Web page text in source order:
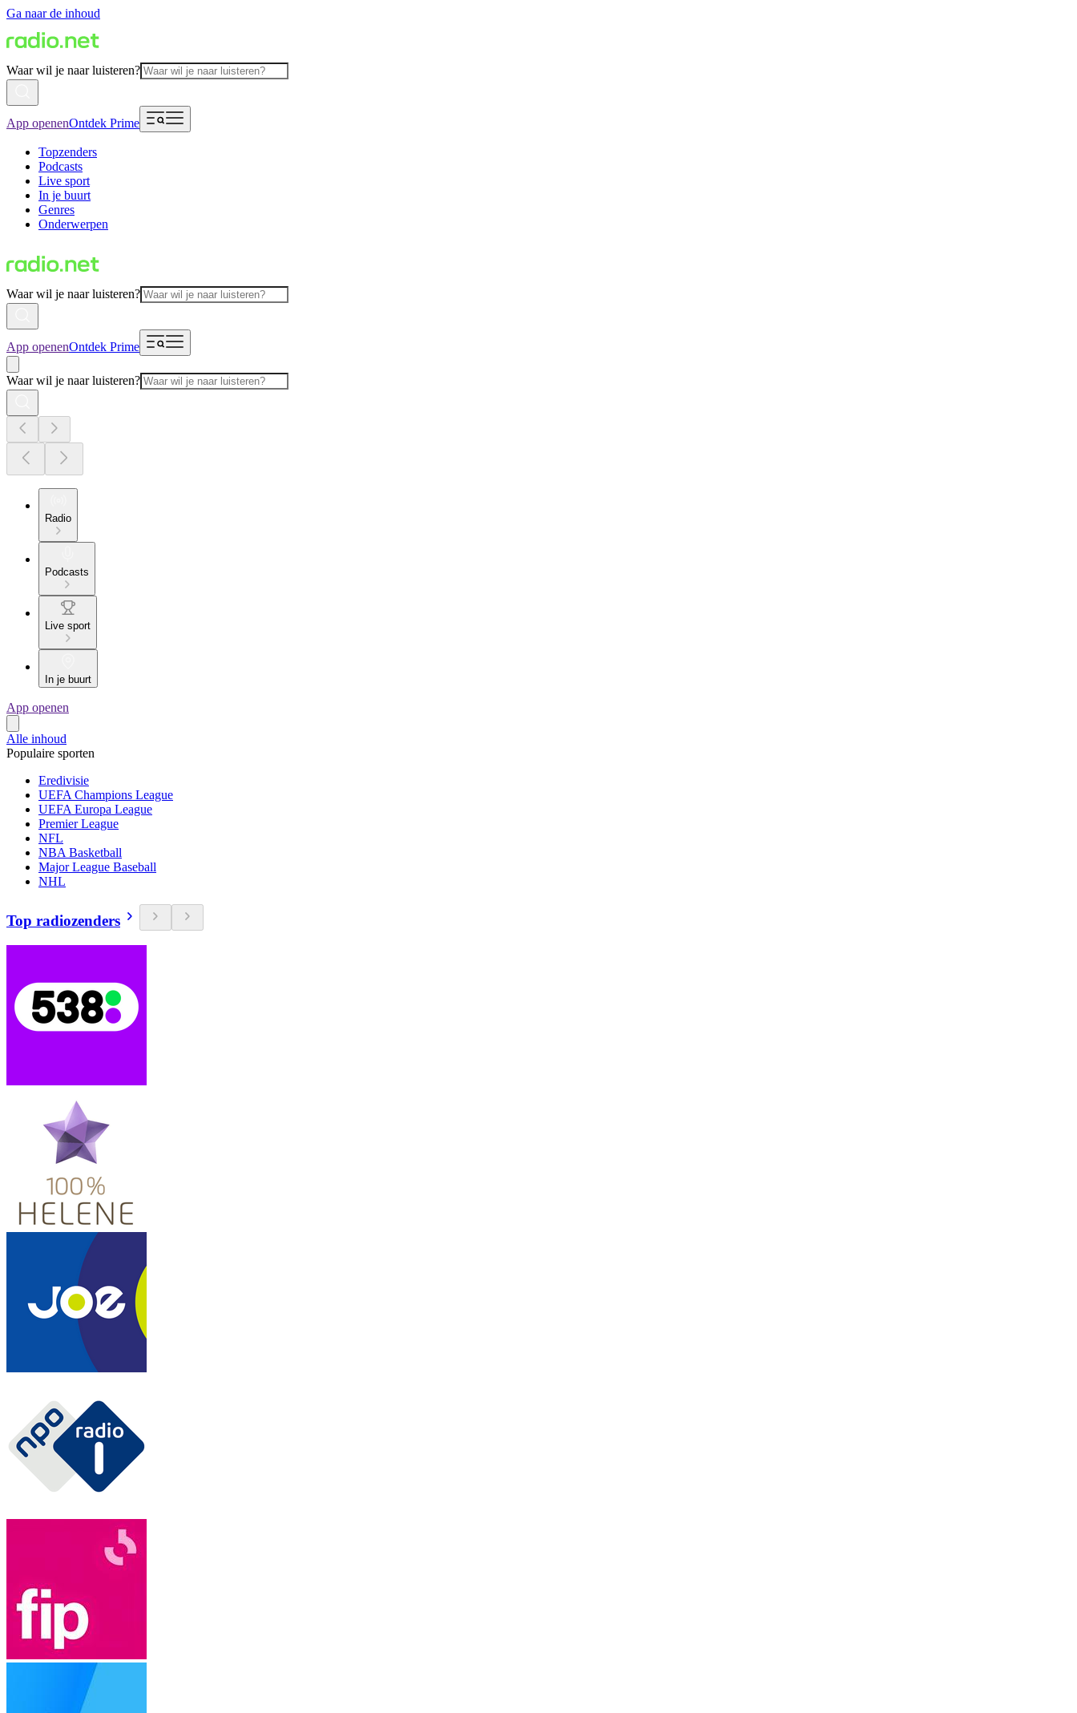
Ga naar de inhoud
Waar wil je naar luisteren?
App openenOntdek Prime
Topzenders
Podcasts
Live sport
In je buurt
Genres
Onderwerpen
Waar wil je naar luisteren?
App openenOntdek Prime
Waar wil je naar luisteren?
Radio
Podcasts
Live sport
In je buurt
App openen
Alle inhoud
Populaire sporten
Eredivisie
UEFA Champions League
UEFA Europa League
Premier League
NFL
NBA Basketball
Major League Baseball
NHL
Top radiozenders